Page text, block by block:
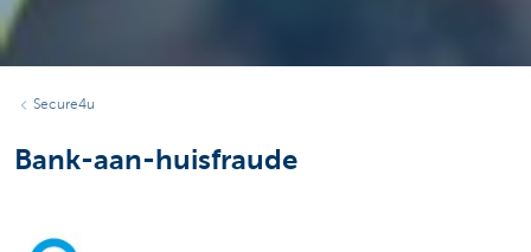
Secure4u
Bank-aan-huisfraude